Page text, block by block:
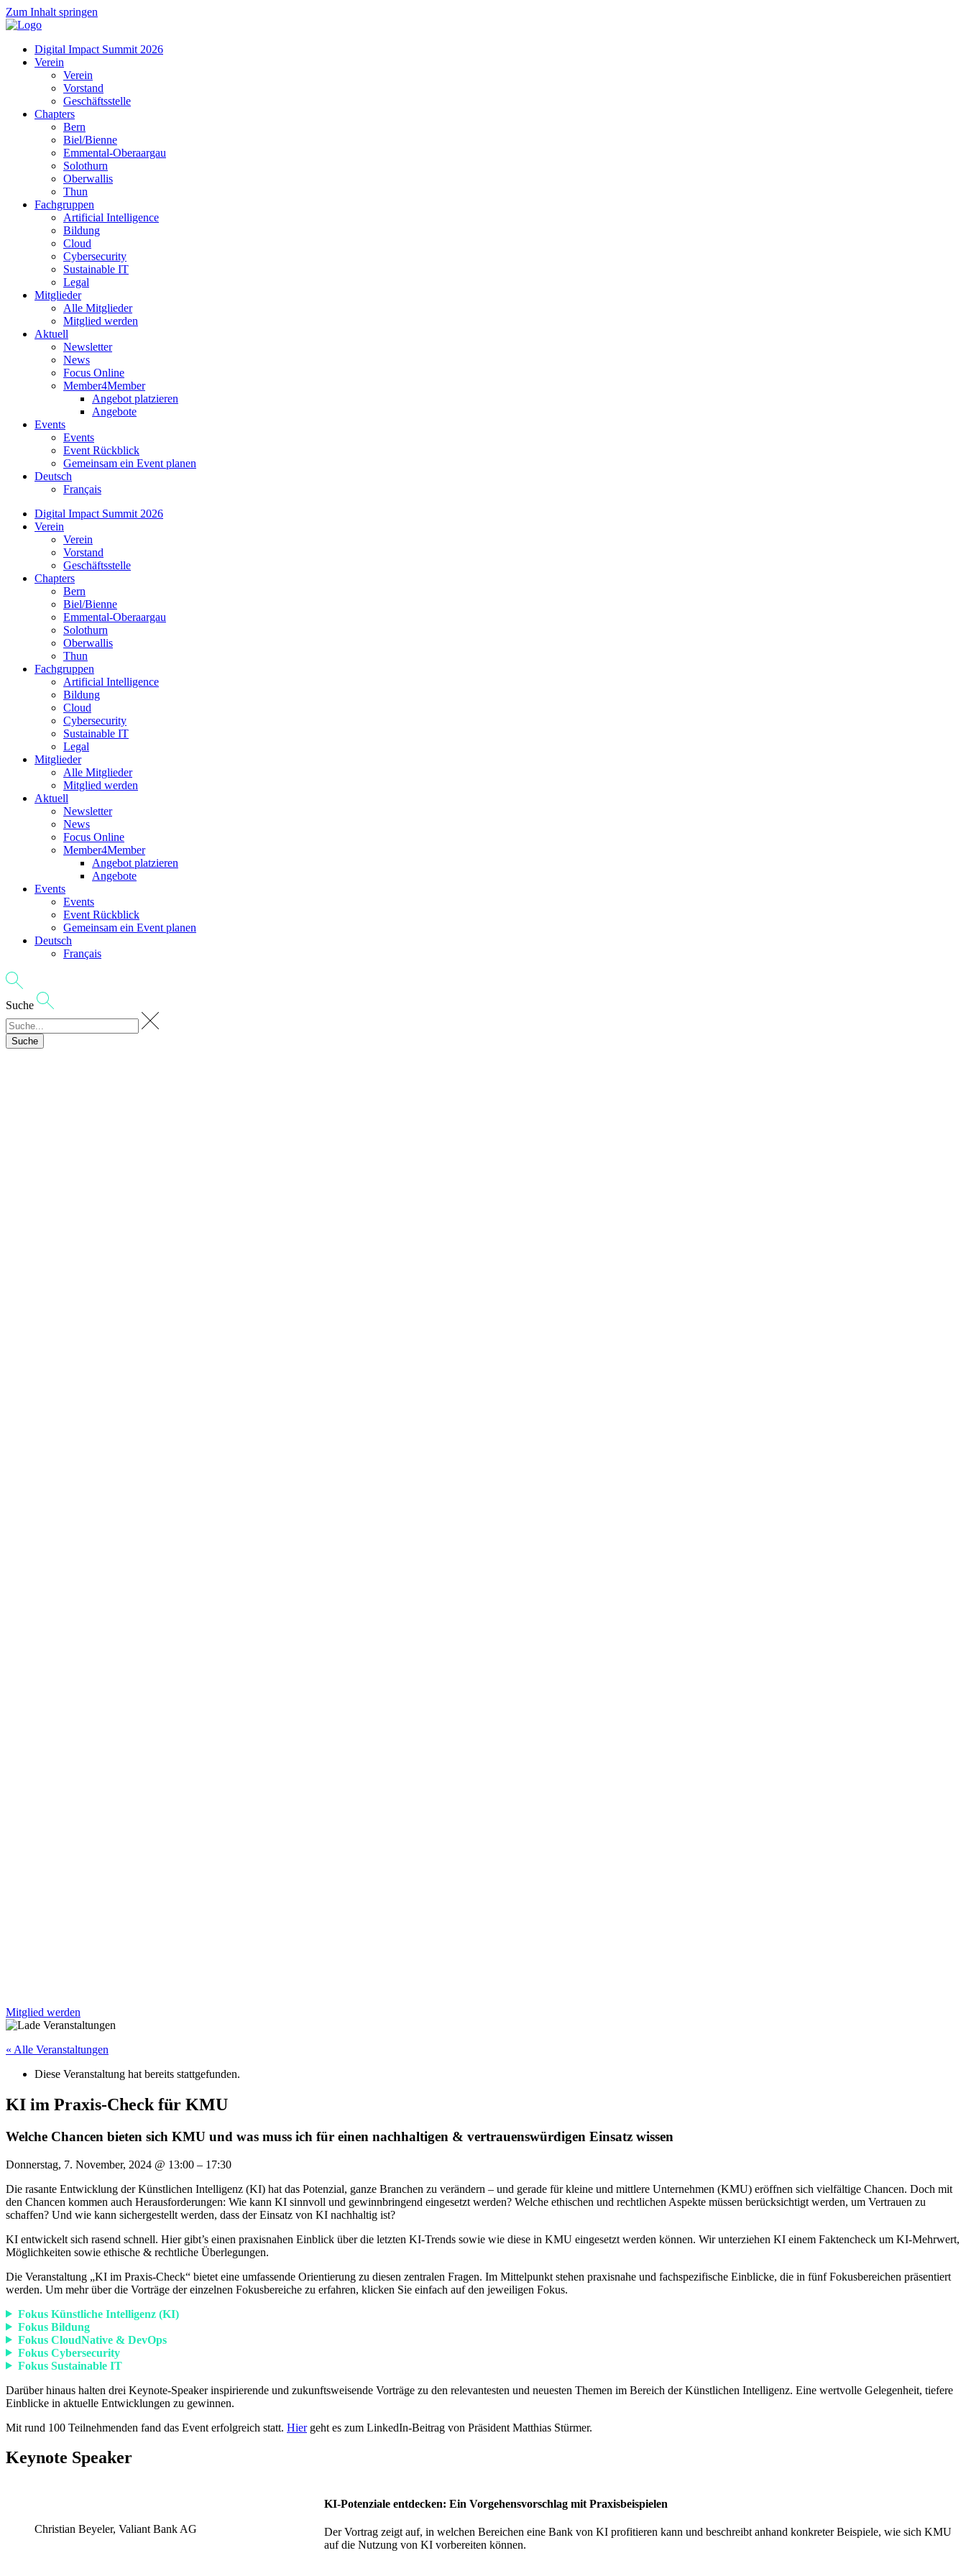
Zum Inhalt springen
Digital Impact Summit 2026
Verein
Verein
Vorstand
Geschäftsstelle
Chapters
Bern
Biel/Bienne
Emmental-Oberaargau
Solothurn
Oberwallis
Thun
Fachgruppen
Artificial Intelligence
Bildung
Cloud
Cybersecurity
Sustainable IT
Legal
Mitglieder
Alle Mitglieder
Mitglied werden
Aktuell
Newsletter
News
Focus Online
Member4Member
Angebot platzieren
Angebote
Events
Events
Event Rückblick
Gemeinsam ein Event planen
Deutsch
Français
Digital Impact Summit 2026
Verein
Verein
Vorstand
Geschäftsstelle
Chapters
Bern
Biel/Bienne
Emmental-Oberaargau
Solothurn
Oberwallis
Thun
Fachgruppen
Artificial Intelligence
Bildung
Cloud
Cybersecurity
Sustainable IT
Legal
Mitglieder
Alle Mitglieder
Mitglied werden
Aktuell
Newsletter
News
Focus Online
Member4Member
Angebot platzieren
Angebote
Events
Events
Event Rückblick
Gemeinsam ein Event planen
Deutsch
Français
Suche
Suche
Mitglied werden
« Alle Veranstaltungen
Diese Veranstaltung hat bereits stattgefunden.
KI im Praxis-Check für KMU
Welche Chancen bieten sich KMU und was muss ich für einen nachhaltigen & vertrauenswürdigen Einsatz wissen
Donnerstag, 7. November, 2024 @ 13:00 – 17:30
Die rasante Entwicklung der Künstlichen Intelligenz (KI) hat das Potenzial, ganze Branchen zu verändern – und gerade für kleine und mittlere Unternehmen (KMU) eröffnen sich vielfältige Chancen. Doch mit
den Chancen kommen auch Herausforderungen: Wie kann KI sinnvoll und gewinnbringend eingesetzt werden? Welche ethischen und rechtlichen Aspekte müssen berücksichtigt werden, um Vertrauen zu
schaffen? Und wie kann sichergestellt werden, dass der Einsatz von KI nachhaltig ist?
KI entwickelt sich rasend schnell. Hier gibt’s einen praxisnahen Einblick über die letzten KI-Trends sowie wie diese in KMU eingesetzt werden können. Wir unterziehen KI einem Faktencheck um KI-Mehrwert,
Möglichkeiten sowie ethische & rechtliche Überlegungen.
Die Veranstaltung „KI im Praxis-Check“ bietet eine umfassende Orientierung zu diesen zentralen Fragen. Im Mittelpunkt stehen praxisnahe und fachspezifische Einblicke, die in fünf Fokusbereichen präsentiert
werden. Um mehr über die Vorträge der einzelnen Fokusbereiche zu erfahren, klicken Sie einfach auf den jeweiligen Fokus.
Fokus Künstliche Intelligenz (KI)
Fokus Bildung
Fokus CloudNative & DevOps
Fokus Cybersecurity
Fokus Sustainable IT
Darüber hinaus halten drei Keynote-Speaker inspirierende und zukunftsweisende Vorträge zu den relevantesten und neuesten Themen im Bereich der Künstlichen Intelligenz. Eine wertvolle Gelegenheit, tiefere
Einblicke in aktuelle Entwicklungen zu gewinnen.
Mit rund 100 Teilnehmenden fand das Event erfolgreich statt. Hiergeht es zum LinkedIn-Beitrag von Präsident Matthias Stürmer.
Keynote Speaker
Christian Beyeler, Valiant Bank AG
KI-Potenziale entdecken: Ein Vorgehensvorschlag mit Praxisbeispielen
Der Vortrag zeigt auf, in welchen Bereichen eine Bank von KI profitieren kann und beschreibt anhand konkreter Beispiele, wie sich KMU
auf die Nutzung von KI vorbereiten können.